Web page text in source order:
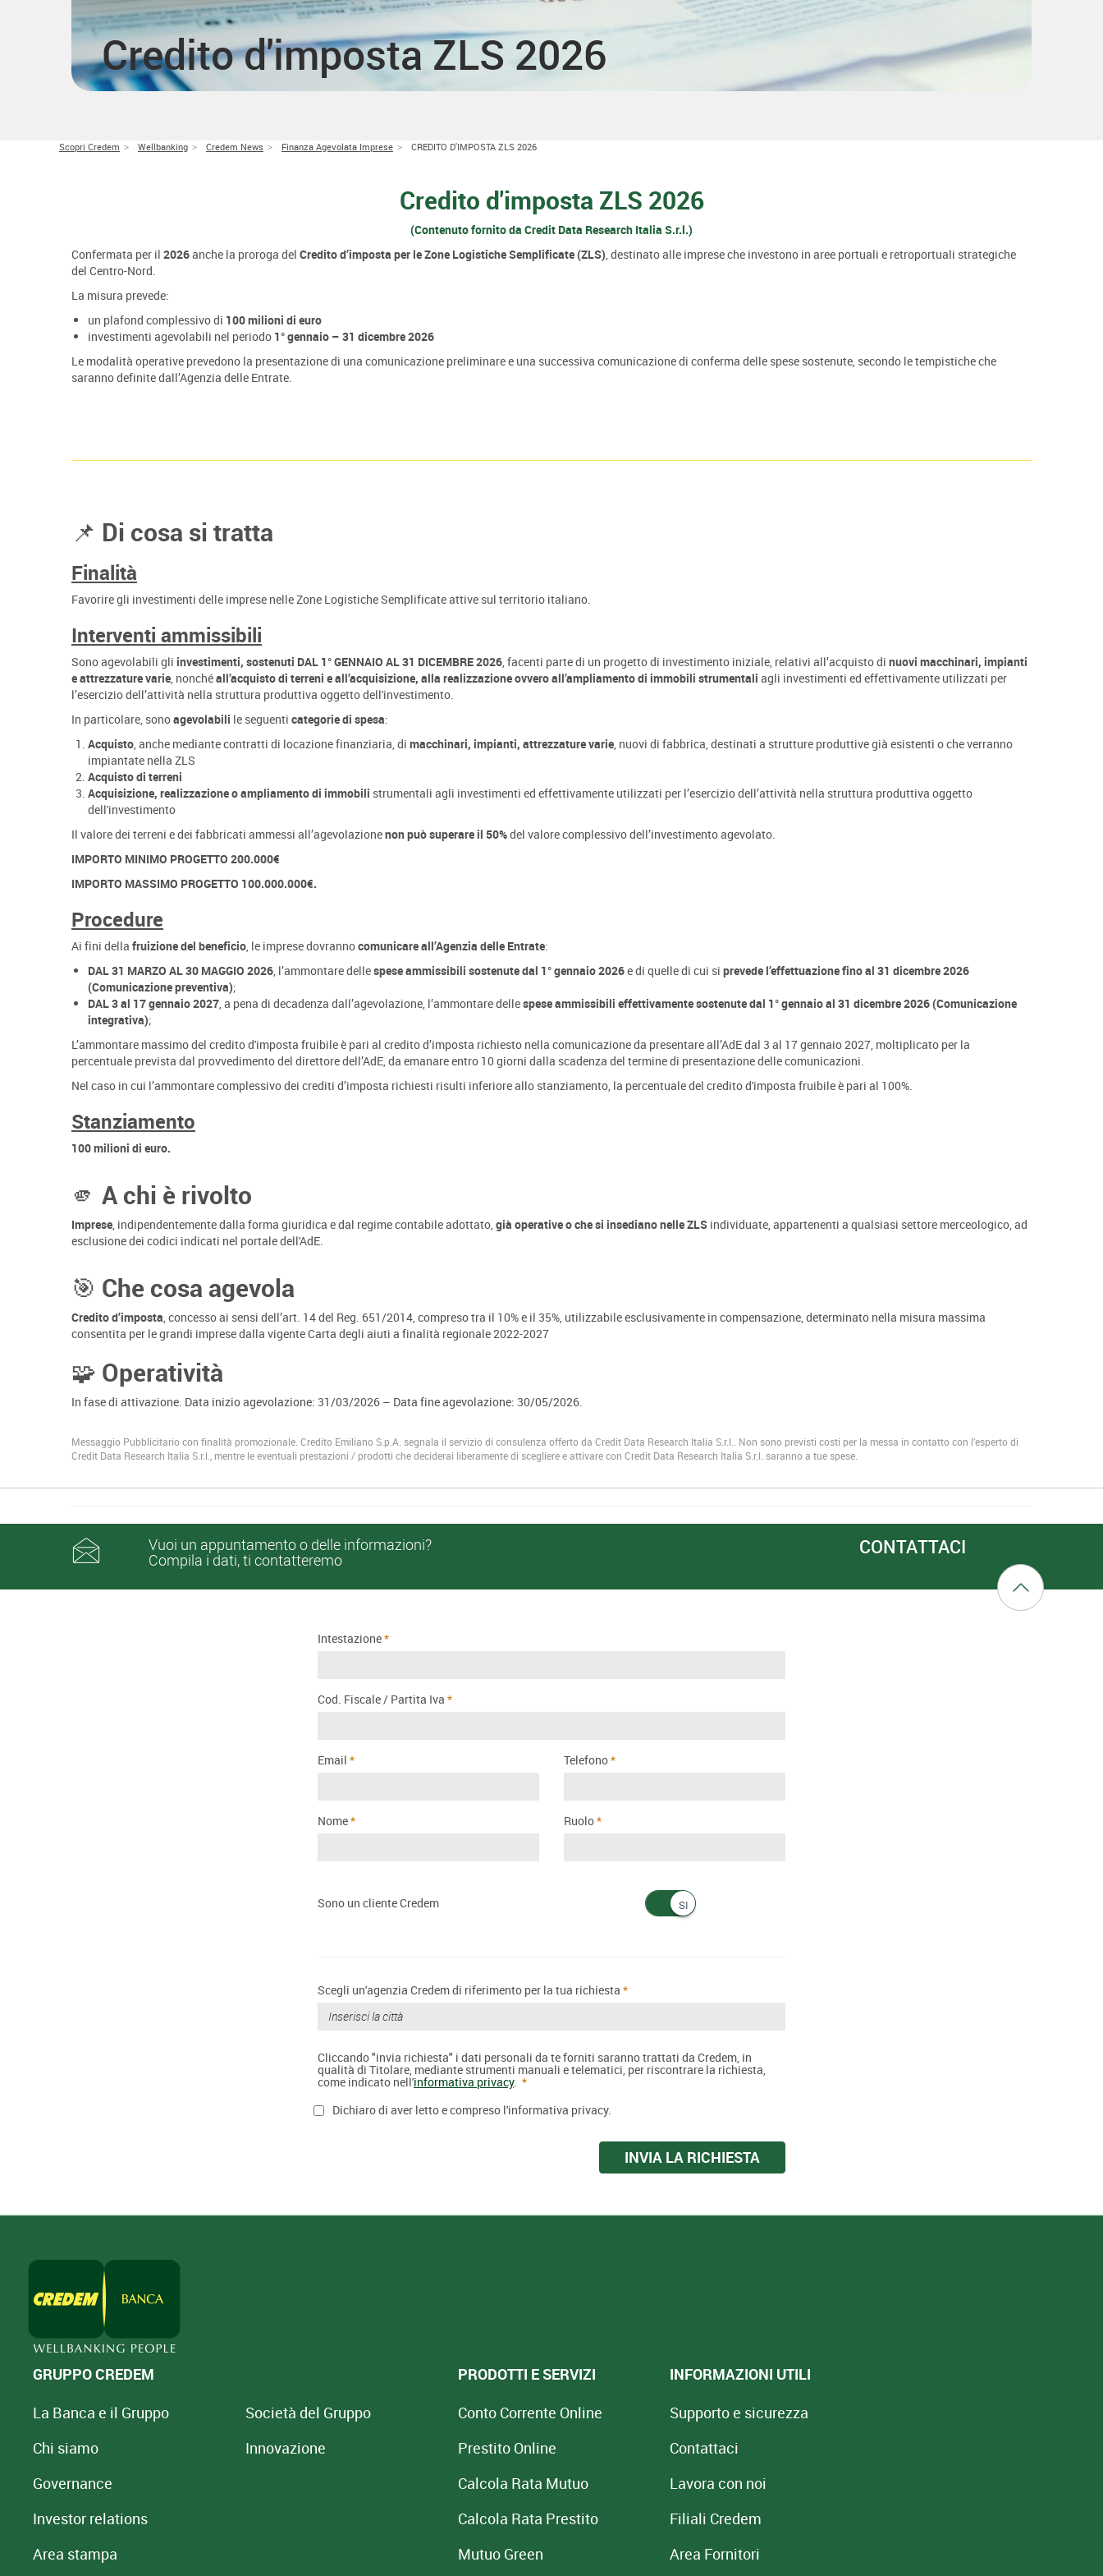
Credito d'imposta ZLS 2026
Scopri Credem Wellbanking Credem News Finanza Agevolata Imprese CREDITO D'IMPOSTA ZLS 2026
Credito d'imposta ZLS 2026
(Contenuto fornito da Credit Data Research Italia S.r.l.)
Confermata per il 2026anche la proroga del Credito d’imposta per le Zone Logistiche Semplificate (ZLS), destinato alle imprese che investono in aree portuali e retroportuali strategiche
del Centro-Nord.
La misura prevede:
un plafond complessivo di 100 milioni di euro
investimenti agevolabili nel periodo 1° gennaio – 31 dicembre 2026
Le modalità operative prevedono la presentazione di una comunicazione preliminare e una successiva comunicazione di conferma delle spese sostenute, secondo le tempistiche che
saranno definite dall’Agenzia delle Entrate.
📌 Di cosa si tratta
Finalità
Favorire gli investimenti delle imprese nelle Zone Logistiche Semplificate attive sul territorio italiano.
Interventi ammissibili
Sono agevolabili gli investimenti, sostenuti DAL 1° GENNAIO AL 31 DICEMBRE 2026, facenti parte di un progetto di investimento iniziale, relativi all’acquisto di nuovi macchinari, impianti
e attrezzature varie, nonchéall’acquisto di terreni e all’acquisizione, alla realizzazione ovvero all’ampliamento di immobili strumentali agli investimenti ed effettivamente utilizzati per
l’esercizio dell’attività nella struttura produttiva oggetto dell'investimento.
In particolare, sonoagevolabili le seguenti categorie di spesa:
Acquisto, anche mediante contratti di locazione finanziaria, di macchinari, impianti, attrezzature varie, nuovi di fabbrica, destinati a strutture produttive già esistenti o che verranno
impiantate nella ZLS
Acquisto di terreni
Acquisizione, realizzazione o ampliamento di immobili strumentali agli investimenti ed effettivamente utilizzati per l’esercizio dell’attività nella struttura produttiva oggetto
dell'investimento
Il valore dei terreni e dei fabbricati ammessi all’agevolazionenon può superare il 50%del valore complessivo dell’investimento agevolato.
IMPORTO MINIMO PROGETTO 200.000€
IMPORTO MASSIMO PROGETTO 100.000.000€.
Procedure
Ai fini della fruizione del beneficio, le imprese dovrannocomunicare all’Agenzia delle Entrate:
DAL 31 MARZO AL 30 MAGGIO 2026, l’ammontare dellespese ammissibili sostenute dal 1° gennaio 2026e di quelle di cui si prevede l’effettuazione fino al 31 dicembre 2026
(Comunicazione preventiva);
DAL 3 al 17 gennaio 2027, a pena di decadenza dall’agevolazione, l’ammontare dellespese ammissibili effettivamente sostenute dal 1° gennaio al 31 dicembre 2026 (Comunicazione
integrativa);
L’ammontare massimo del credito d'imposta fruibile è pari al credito d’imposta richiesto nella comunicazione da presentare all’AdE dal 3 al 17 gennaio 2027, moltiplicato per la
percentuale prevista dal provvedimento del direttore dell’AdE, da emanare entro 10 giorni dalla scadenza del termine di presentazione delle comunicazioni.
Nel caso in cui l’ammontare complessivo dei crediti d’imposta richiesti risulti inferiore allo stanziamento, la percentuale del credito d'imposta fruibile è pari al 100%.
Stanziamento
100 milioni di euro.
🫵 A chi è rivolto
Imprese, indipendentemente dalla forma giuridica e dal regime contabile adottato,già operative o che si insediano nelle ZLS individuate, appartenenti a qualsiasi settore merceologico, ad
esclusione dei codici indicati nel portale dell'AdE.
🎯 Che cosa agevola
Credito d’imposta, concesso ai sensi dell’art. 14 del Reg. 651/2014, compreso tra il 10% e il 35%, utilizzabile esclusivamente in compensazione, determinato nella misura massima
consentita per le grandi imprese dalla vigente Carta degli aiuti a finalità regionale 2022-2027
🧩 Operatività
In fase di attivazione. Data inizio agevolazione: 31/03/2026 – Data fine agevolazione: 30/05/2026.
Messaggio Pubblicitario con finalità promozionale. Credito Emiliano S.p.A. segnala il servizio di consulenza offerto da Credit Data Research Italia S.r.l.. Non sono previsti costi per la messa in contatto con l’esperto di
Credit Data Research Italia S.r.l., mentre le eventuali prestazioni / prodotti che deciderai liberamente di scegliere e attivare con Credit Data Research Italia S.r.l. saranno a tue spese.
Vuoi un appuntamento o delle informazioni?
Compila i dati, ti contatteremo
CONTATTACI
Intestazione
Cod. Fiscale / Partita Iva
Email Telefono
Nome Ruolo
Sono un cliente Credem
Scegli un'agenzia Credem di riferimento per la tua richiesta
Cliccando "invia richiesta" i dati personali da te forniti saranno trattati da Credem, in
qualità di Titolare, mediante strumenti manuali e telematici, per riscontrare la richiesta,
come indicato nell'informativa privacy.
Dichiaro di aver letto e compreso l'informativa privacy.
INVIA LA RICHIESTA
GRUPPO CREDEM
La Banca e il Gruppo
Chi siamo
Governance
Investor relations
Area stampa
Società del Gruppo
Innovazione
PRODOTTI E SERVIZI
Conto Corrente Online
Prestito Online
Calcola Rata Mutuo
Calcola Rata Prestito
Mutuo Green
INFORMAZIONI UTILI
Supporto e sicurezza
Contattaci
Lavora con noi
Filiali Credem
Area Fornitori